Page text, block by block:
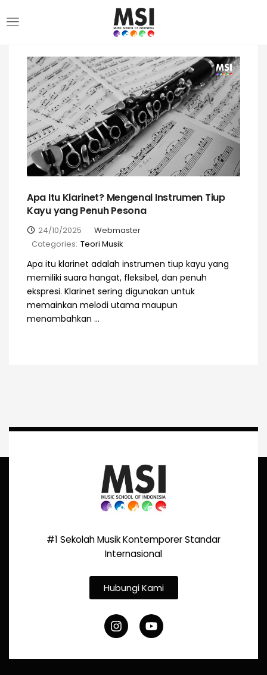
Apa Itu Klarinet? Mengenal Instrumen Tiup
Kayu yang Penuh Pesona
24/10/2025
Webmaster
Categories: Teori Musik
Apa itu klarinet adalah instrumen tiup kayu yang
memiliki suara hangat, fleksibel, dan penuh
ekspresi. Klarinet sering digunakan untuk
memainkan melodi utama maupun
menambahkan ...
#1 Sekolah Musik Kontemporer Standar
Internasional
Hubungi Kami